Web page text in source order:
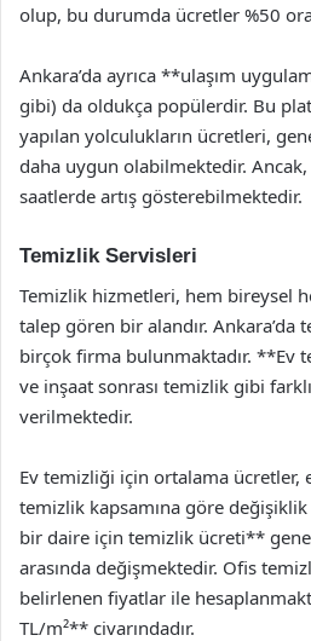
olup, bu durumda ücretler %50
Ankara’da ayrıca **ulaşım
gibi) da oldukça popülerdir. Bu
yapılan yolculukların ücretleri,
daha uygun olabilmektedir.
saatlerde artış gösterebilmektedir.
Temizlik Servisleri
Temizlik hizmetleri, hem bireysel
talep gören bir alandır.
birçok firma bulunmaktadır. **Ev
ve inşaat sonrası temizlik gibi
verilmektedir.
Ev temizliği için ortalama ücretler,
temizlik kapsamına göre
bir daire için temizlik ücreti**
arasında değişmektedir. Ofis
belirlenen fiyatlar ile
TL/m²** civarındadır.